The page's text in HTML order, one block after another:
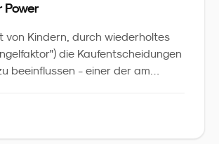
Power
von Kindern, durch wiederholtes
die Kaufentscheidungen
beeinflussen - einer der am